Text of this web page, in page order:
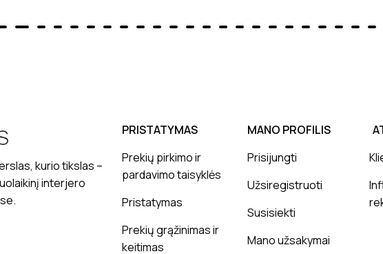
kurio tikslas –
interjero
PRISTATYMAS
Prekių pirkimo ir
pardavimo taisyklės
Pristatymas
Prekių grąžinimas ir
keitimas
MANO PROFILIS
Prisijungti
Užsiregistruoti
Susisiekti
Mano užsakymai